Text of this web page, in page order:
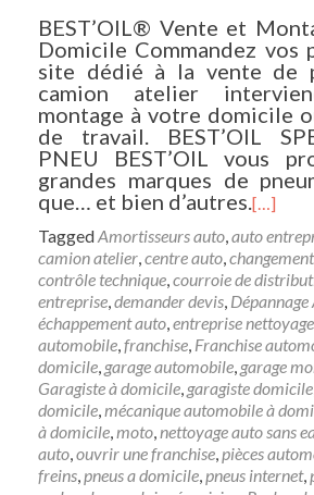
BEST’OIL® Vente et
Domicile Commandez vos
site dédié à la vente de
camion atelier
montage à votre domicile
de travail. BEST’OIL
PNEU BEST’OIL vous
grandes marques de
que… et bien d’autres.[…]
TaggedAmortisseurs auto,auto
camion atelier,centre auto,
contrôle technique,courroie de
entreprise,demander devis,
échappement auto,entreprise
automobile,franchise, Franchise
domicile, garage automobile, garage
Garagiste à domicile, garagiste domicile
domicile,mécanique automobile à
à domicile,moto,nettoyage auto sans
auto,ouvrir une franchise,pièces
freins,pneus a domicile,pneus internet,